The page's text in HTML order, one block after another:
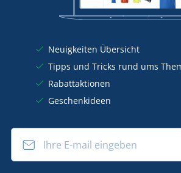
Neuigkeiten Übersicht
Tipps und Tricks rund ums
Rabattaktionen
Geschenkideen